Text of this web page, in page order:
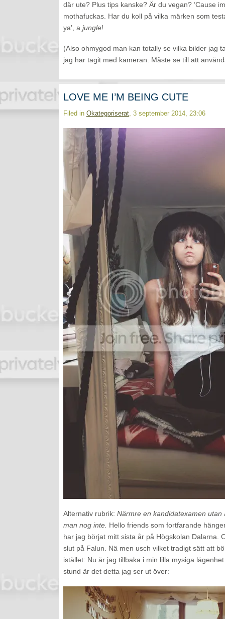
där ute? Plus tips kanske? Är du vegan? ‘Cause
mothafuckas. Har du koll på vilka märken som
ya’, a jungle!
(Also ohmygod man kan totally se vilka bilder jag
jag har tagit med kameran. Måste se till att
LOVE ME I’M BEING CUTE
Filed in Okategoriserat, 3 september 2014, 23:06
Alternativ rubrik: Närmre en kandidatexamen utan
man nog inte. Hello friends som fortfarande
har jag börjat mitt sista år på Högskolan Dalarna.
slut på Falun. Nä men usch vilket tradigt sätt att
istället: Nu är jag tillbaka i min lilla mysiga
stund är det detta jag ser ut över: